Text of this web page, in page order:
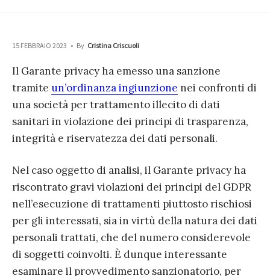
15 FEBBRAIO 2023 • By Cristina Criscuoli
Il Garante privacy ha emesso una sanzione
tramite un’ordinanza ingiunzione nei confronti di
una società per trattamento illecito di dati
sanitari in violazione dei principi di trasparenza,
integrità e riservatezza dei dati personali.
Nel caso oggetto di analisi, il Garante privacy ha
riscontrato gravi violazioni dei principi del GDPR
nell’esecuzione di trattamenti piuttosto rischiosi
per gli interessati, sia in virtù della natura dei dati
personali trattati, che del numero considerevole
di soggetti coinvolti. È dunque interessante
esaminare il provvedimento sanzionatorio, per